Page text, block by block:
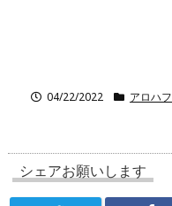
04/22/2022 アロハ
シェアお願いします